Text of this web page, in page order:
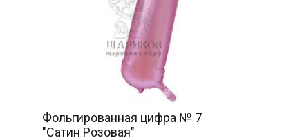
Фольгированная цифра № 7
"Сатин Розовая"